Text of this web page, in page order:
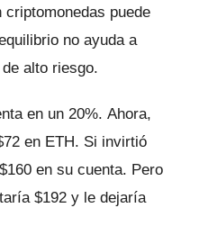
criptomonedas puede
no ayuda a
alto riesgo.
en un 20%. Ahora,
en ETH. Si invirtió
en su cuenta. Pero
$192 y le dejaría